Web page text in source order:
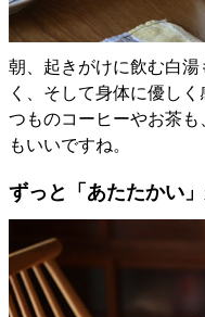
朝、起きがけに飲む白
く、そして身体に優し
つものコーヒーやお茶
もいいですね。
ずっと「あたたかい」